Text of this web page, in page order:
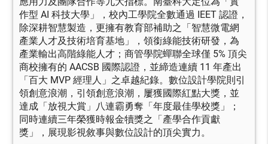
作型 AI 科技大學」，校內工學院全數通過 IEET 認證，
除深耕智慧製造，更擁有教育部補助之「智慧微電網
產業人才及技術培育基地」，領銜綠能技術研發，為
產業輸出高階綠能人才；商管學院蟬聯全球僅 5% 頂尖
商校擁有的 AACSB 國際認證，並締造連續 11 年產出
「百大 MVP 經理人」之卓越紀錄。數位設計學院則引
領創意浪潮，引領創意浪潮，屢獲國際紅點大獎，並
達成「放視大賞」八連霸勇奪「年度最佳學校獎」；
同時連續三年榮獲時報金犢獎之「產學合作貢獻
獎」，展現影視敘事與數位設計的頂尖實力。